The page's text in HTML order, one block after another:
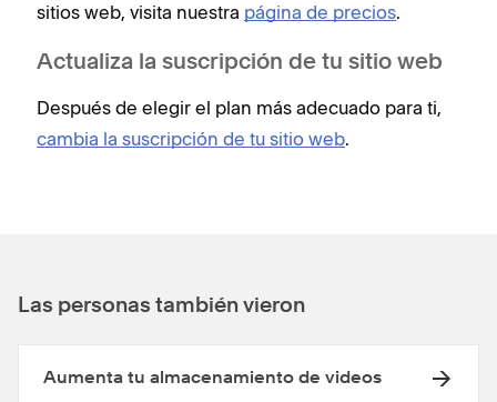
sitios web, visita nuestra página de precios.
Actualiza la suscripción de tu sitio web
Después de elegir el plan más adecuado para ti,
cambia la suscripción de tu sitio web.
Las personas también vieron
Aumenta tu almacenamiento de videos